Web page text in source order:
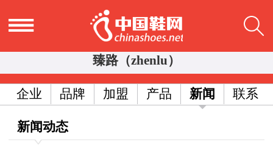
臻路（zhenlu）
企业 品牌 加盟 产品 新闻 联系
新闻动态